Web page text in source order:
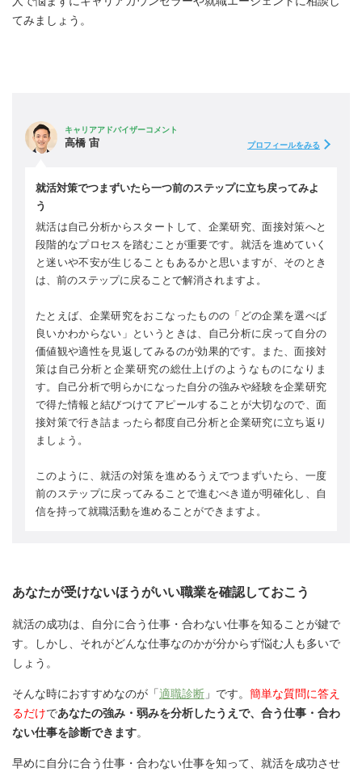
てみましょう。
キャリアアドバイザーコメント
高橋 宙 プロフィールをみる
就活対策でつまずいたら一つ前のステップに立ち戻ってみよ
う
就活は自己分析からスタートして、企業研究、面接対策へと
段階的なプロセスを踏むことが重要です。就活を進めていく
と迷いや不安が生じることもあるかと思いますが、そのとき
は、前のステップに戻ることで解消されますよ。
たとえば、企業研究をおこなったものの「どの企業を選べば
良いかわからない」というときは、自己分析に戻って自分の
価値観や適性を見返してみるのが効果的です。また、面接対
策は自己分析と企業研究の総仕上げのようなものになりま
す。自己分析で明らかになった自分の強みや経験を企業研究
で得た情報と結びつけてアピールすることが大切なので、面
接対策で行き詰まったら都度自己分析と企業研究に立ち返り
ましょう。
このように、就活の対策を進めるうえでつまずいたら、一度
前のステップに戻ってみることで進むべき道が明確化し、自
信を持って就職活動を進めることができますよ。
あなたが受けないほうがいい職業を確認しておこう
就活の成功は、自分に合う仕事・合わない仕事を知ることが鍵で
す。しかし、それがどんな仕事なのかが分からず悩む人も多いで
しょう。
そんな時におすすめなのが「適職診断 」です。 簡単な質問に答え
るだけであなたの強み・弱みを分析したうえで、合う仕事・合わ
ない仕事を診断できます。
早めに自分に合う仕事・合わない仕事を知って、就活を成功させ